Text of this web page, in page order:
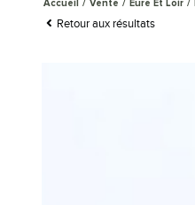
Accueil Vente Eure Et Loir
Retour aux résultats